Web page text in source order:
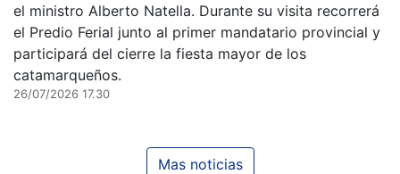
el ministro Alberto Natella. Durante su visita recorrerá
el Predio Ferial junto al primer mandatario provincial y
participará del cierre la fiesta mayor de los
catamarqueños.
26/07/2026 17.30
Mas noticias